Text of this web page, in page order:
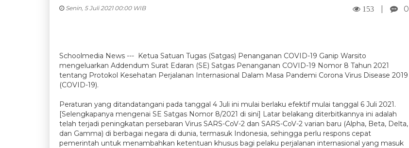
Senin, 5 Juli 2021 00:00 WIB 153 0
Schoolmedia News --- Ketua Satuan Tugas (Satgas) Penanganan COVID-19 Ganip Warsito
mengeluarkan Addendum Surat Edaran (SE) Satgas Penanganan COVID-19 Nomor 8 Tahun 2021
tentang Protokol Kesehatan Perjalanan Internasional Dalam Masa Pandemi Corona Virus Disease 2019
(COVID-19).
Peraturan yang ditandatangani pada tanggal 4 Juli ini mulai berlaku efektif mulai tanggal 6 Juli 2021.
[Selengkapanya mengenai SE Satgas Nomor 8/2021 di sini] Latar belakang diterbitkannya ini adalah
telah terjadi peningkatan persebaran Virus SARS-CoV-2 dan SARS-CoV-2 varian baru (Alpha, Beta, Delta,
dan Gamma) di berbagai negara di dunia, termasuk Indonesia, sehingga perlu respons cepat
pemerintah untuk menambahkan ketentuan khusus bagi pelaku perjalanan internasional yang masuk